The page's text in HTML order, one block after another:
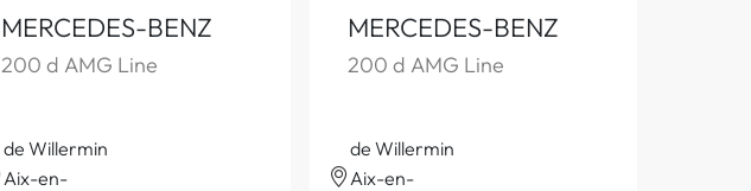
MERCEDES-BENZ
200 d AMG Line
de Willermin
Aix-en-
MERCEDES-BENZ
200 d AMG Line
de Willermin
Aix-en-